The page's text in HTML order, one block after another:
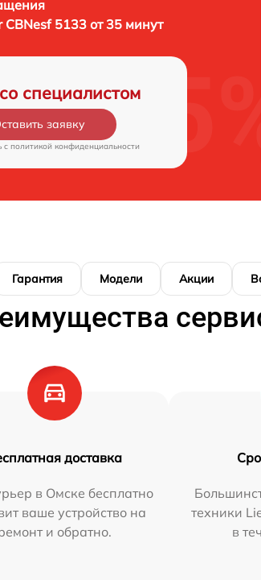
5133 от 35 минут
специалистом
заявку
c политикой конфиденциальности
Гарантия Модели Акции
доставка
в Омске бесплатно
ваше устройство на
и обратно.
техники
в